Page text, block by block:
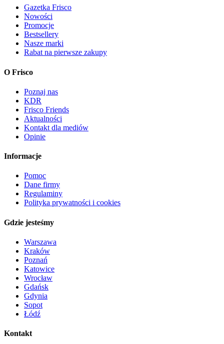
Gazetka Frisco
Nowości
Promocje
Bestsellery
Nasze marki
Rabat na pierwsze zakupy
O Frisco
Poznaj nas
KDR
Frisco Friends
Aktualności
Kontakt dla mediów
Opinie
Informacje
Pomoc
Dane firmy
Regulaminy
Polityka prywatności i cookies
Gdzie jesteśmy
Warszawa
Kraków
Poznań
Katowice
Wrocław
Gdańsk
Gdynia
Sopot
Łódź
Kontakt